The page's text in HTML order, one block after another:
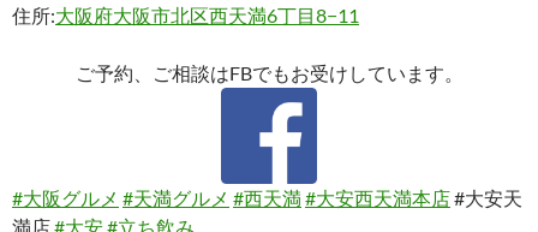
住所:大阪府大阪市北区西天満6丁目8−11
ご予約、ご相談はFBでもお受けしています。
#大阪グルメ #天満グルメ #西天満#大安西天満本店#大安天
満店#大安#立ち飲み